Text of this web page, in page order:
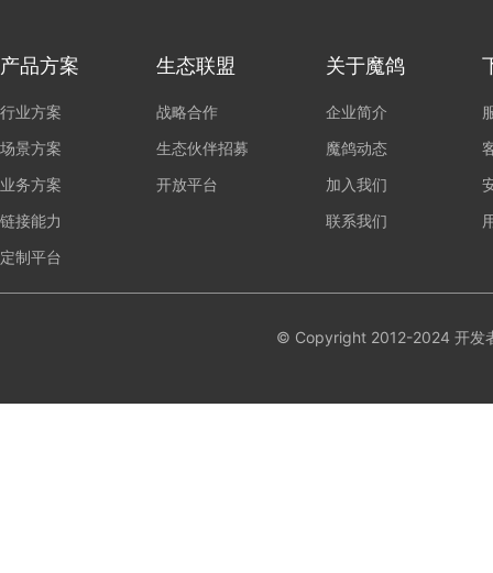
产品方案
行业方案
场景方案
业务方案
链接能力
定制平台
生态联盟
战略合作
生态伙伴招募
开放平台
关于魔鸽
企业简介
魔鸽动态
加入我们
联系我们
© Copyright 2012-2024 开发